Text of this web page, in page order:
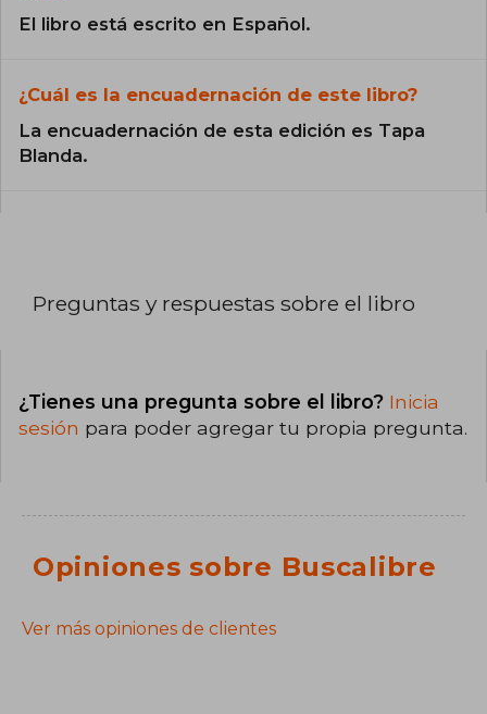
El libro está escrito en Español.
¿Cuál es la encuadernación de este libro?
La encuadernación de esta edición es Tapa
Blanda.
Preguntas y respuestas sobre el libro
¿Tienes una pregunta sobre el libro? Inicia
sesión para poder agregar tu propia pregunta.
Opiniones sobre Buscalibre
Ver más opiniones de clientes